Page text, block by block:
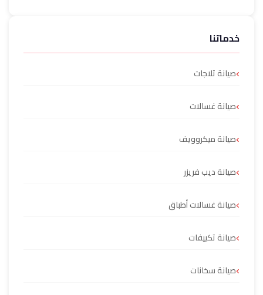
خدماتنا
صيانة ثلاجات
صيانة غسالات
صيانة ميكروويف
صيانة ديب فريزر
صيانة غسالات أطباق
صيانة تكييفات
صيانة سخانات